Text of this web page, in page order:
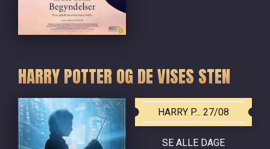
HARRY POTTER OG DE VISES STEN
HARRY P... 27/08
SE ALLE DAGE